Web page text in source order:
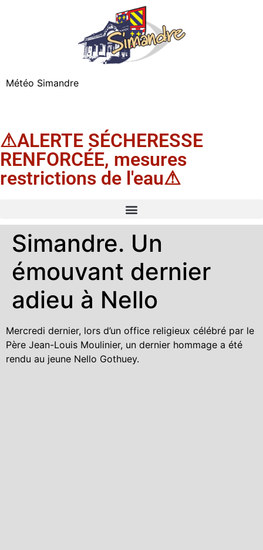
Météo Simandre
⚠ALERTE SÉCHERESSE
RENFORCÉE, mesures
restrictions de l'eau⚠
Simandre. Un
émouvant dernier
adieu à Nello
Mercredi dernier, lors d’un office religieux célébré par le
Père Jean-Louis Moulinier, un dernier hommage a été
rendu au jeune Nello Gothuey.